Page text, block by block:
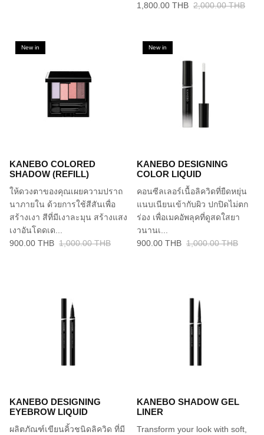
1,800.00 THB 2,000.00 THB
New in
KANEBO COLORED
SHADOW (REFILL)
ให้ดวงตาของคุณเผยความปราถ
นาภายใน ด้วยการใช้สีสันเพื่อ
สร้างเงา สีที่มีเงาละมุน สร้างแสง
เงาอันโดดเด...
900.00 THB 1,000.00 THB
New in
KANEBO DESIGNING
COLOR LIQUID
คอนซีลเลอร์เนื้อลิควิดที่ยืดหยุ่น
แนบเนียนเข้ากับผิว ปกปิดไม่ตก
ร่อง เพื่อเมคอัพลุคที่ดูสดใสยา
วนานเ...
900.00 THB 1,000.00 THB
KANEBO DESIGNING
EYEBROW LIQUID
ผลิตภัณฑ์เขียนคิ้วชนิดลิควิด ที่มี
KANEBO SHADOW GEL
LINER
Transform your look with soft,